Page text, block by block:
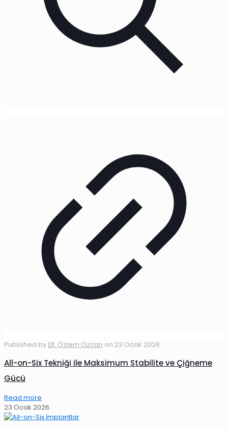
Published by Dt. Özlem Özcan on 23 Ocak 2026
All-on-Six Tekniği ile Maksimum Stabilite ve Çiğneme
Gücü
Read more
23 Ocak 2026